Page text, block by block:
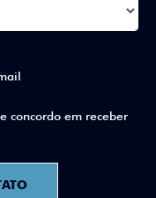
e concordo em receber